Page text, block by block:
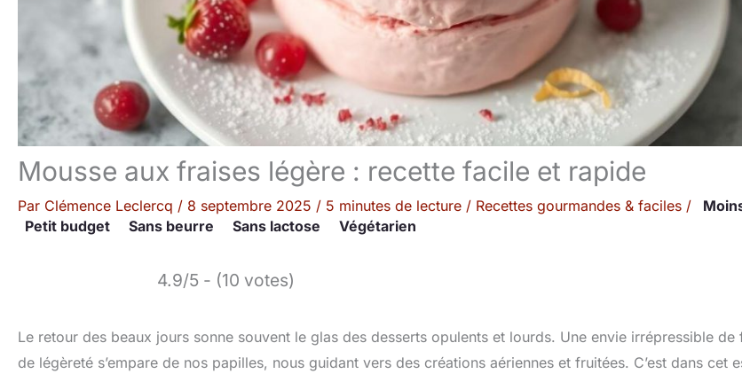
Mousse aux fraises légère : recette facile et rapide
Par Clémence Leclercq / 8 septembre 2025 / 5 minutes de lecture / Recettes gourmandes & faciles /
Petit budget
Sans beurre Sans lactose Végétarien
4.9/5 - (10 votes)
Le retour des beaux jours sonne souvent le glas des desserts opulents et lourds. Une envie irrépressible de
de légèreté s’empare de nos papilles, nous guidant vers des créations aériennes et fruitées. C’est dans cet